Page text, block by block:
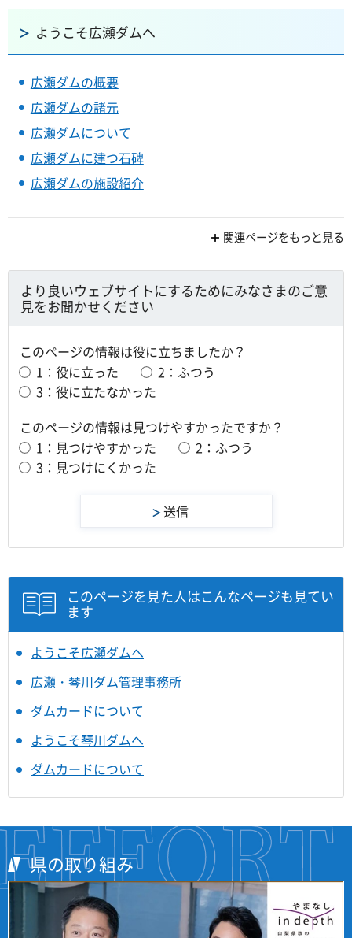
ようこそ広瀬ダムへ
広瀬ダムの概要
広瀬ダムの諸元
広瀬ダムについて
広瀬ダムに建つ石碑
広瀬ダムの施設紹介
関連ページをもっと見る
より良いウェブサイトにするためにみなさまのご意
見をお聞かせください
このページの情報は役に立ちましたか？
1：役に立った
2：ふつう
3：役に立たなかった
このページの情報は見つけやすかったですか？
1：見つけやすかった
2：ふつう
3：見つけにくかった
このページを見た人はこんなページも見てい
ます
ようこそ広瀬ダムへ
広瀬・琴川ダム管理事務所
ダムカードについて
ようこそ琴川ダムへ
ダムカードについて
県の取り組み